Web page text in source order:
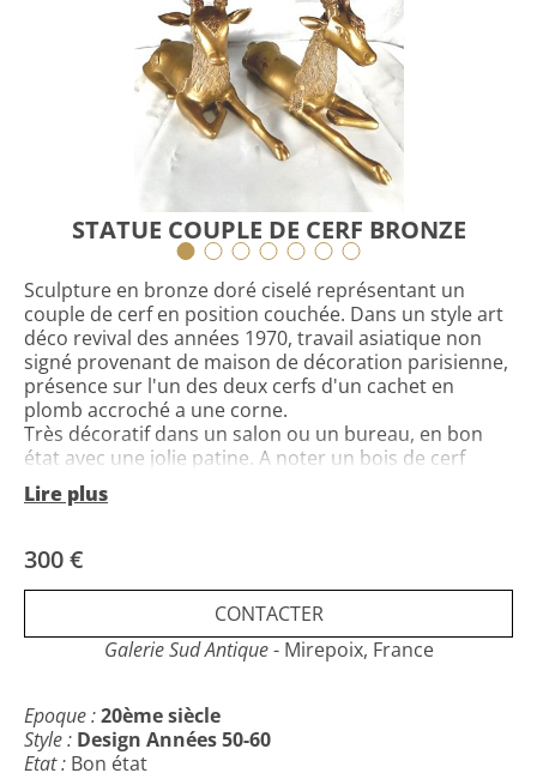
STATUE COUPLE DE CERF BRONZE
Sculpture en bronze doré ciselé représentant un
couple de cerf en position couchée. Dans un style art
déco revival des années 1970, travail asiatique non
signé provenant de maison de décoration parisienne,
présence sur l'un des deux cerfs d'un cachet en
plomb accroché a une corne.
Très décoratif dans un salon ou un bureau, en bon
état avec une jolie patine. A noter un bois de cerf
tordu.
Lire plus
300 €
CONTACTER
Galerie Sud Antique- Mirepoix, France
Epoque :20ème siècle
Style : Design Années 50-60
Etat : Bon état